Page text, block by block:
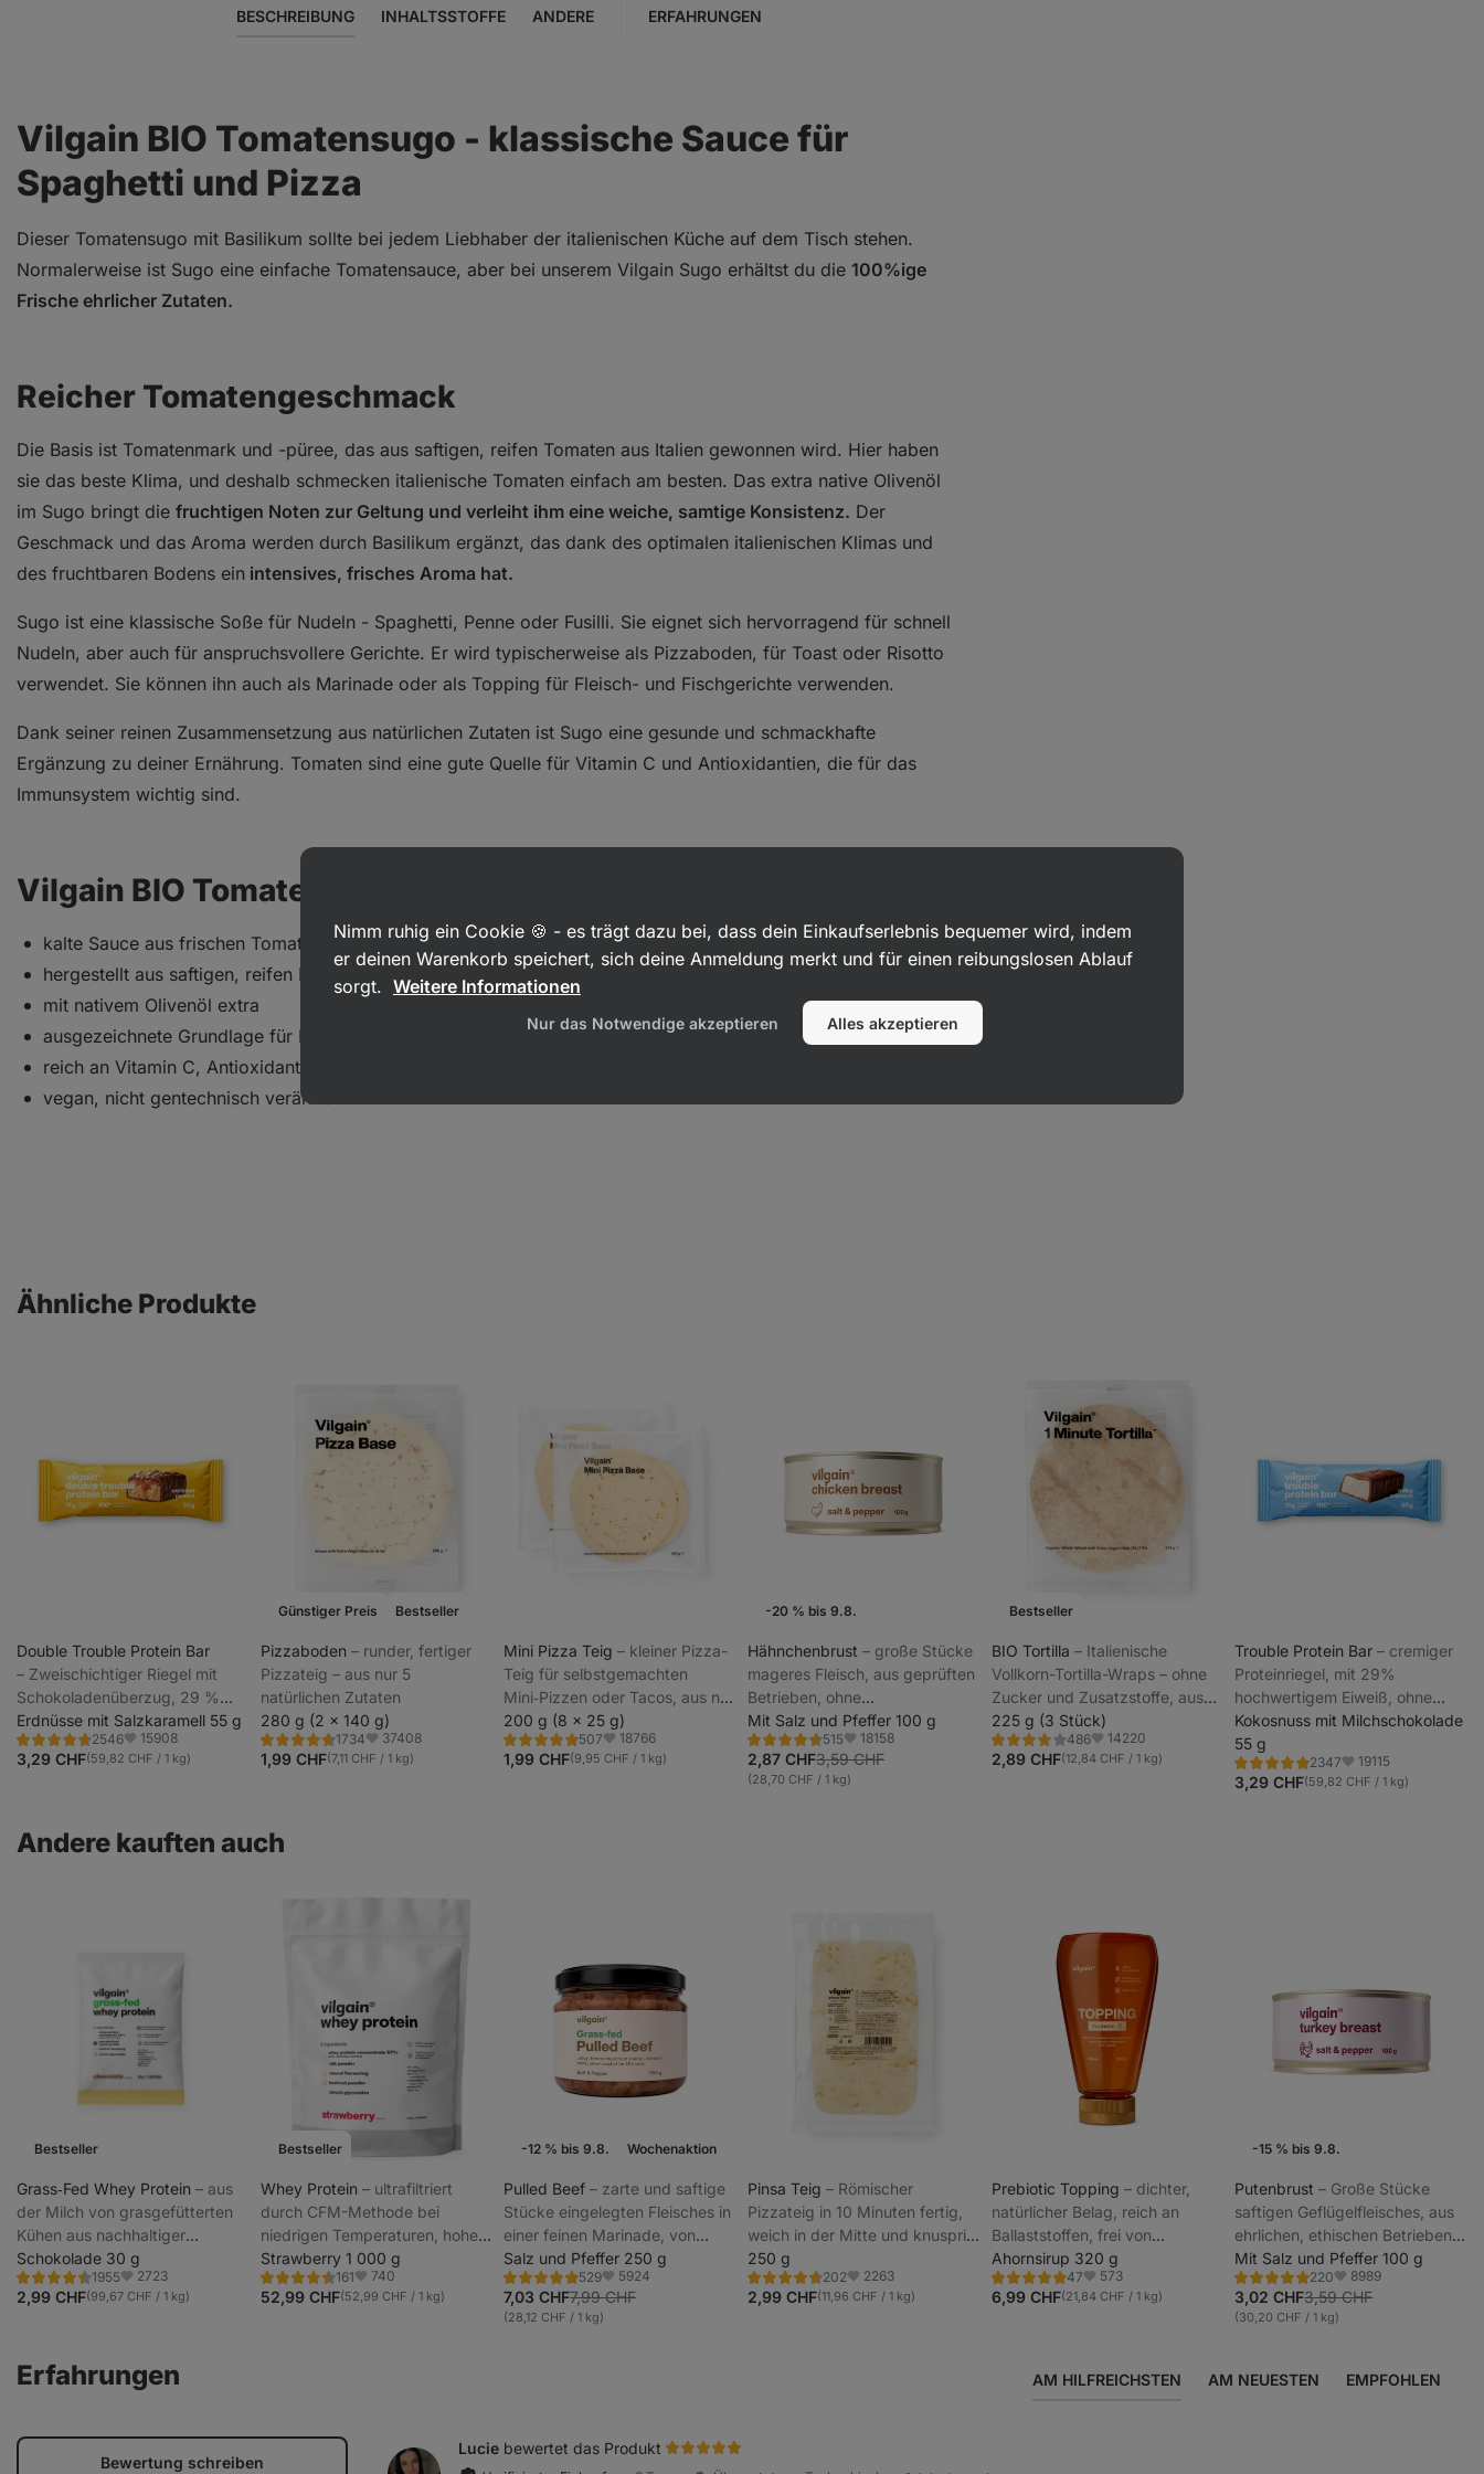
BESCHREIBUNG INHALTSSTOFFE ANDERE ERFAHRUNGEN
Vilgain BIO Tomatensugo - klassische Sauce für
Spaghetti und Pizza
Dieser Tomatensugo mit Basilikum sollte bei jedem Liebhaber der italienischen Küche auf dem Tisch stehen.
Normalerweise ist Sugo eine einfache Tomatensauce, aber bei unserem Vilgain Sugo erhältst du die 100%ige
Frische ehrlicher Zutaten.
Reicher Tomatengeschmack
Die Basis ist Tomatenmark und -püree, das aus saftigen, reifen Tomaten aus Italien gewonnen wird. Hier haben
sie das beste Klima, und deshalb schmecken italienische Tomaten einfach am besten. Das extra native Olivenöl
im Sugo bringt die fruchtigen Noten zur Geltung und verleiht ihm eine weiche, samtige Konsistenz. Der
Geschmack und das Aroma werden durch Basilikum ergänzt, das dank des optimalen italienischen Klimas und
des fruchtbaren Bodens ein intensives, frisches Aroma hat.
Sugo ist eine klassische Soße für Nudeln - Spaghetti, Penne oder Fusilli. Sie eignet sich hervorragend für schnell
Nudeln, aber auch für anspruchsvollere Gerichte. Er wird typischerweise als Pizzaboden, für Toast oder Risotto
verwendet. Sie können ihn auch als Marinade oder als Topping für Fleisch- und Fischgerichte verwenden.
Dank seiner reinen Zusammensetzung aus natürlichen Zutaten ist Sugo eine gesunde und schmackhafte
Ergänzung zu deiner Ernährung. Tomaten sind eine gute Quelle für Vitamin C und Antioxidantien, die für das
Immunsystem wichtig sind.
Vilgain BIO Tomatensugo in Punkten:
kalte Sauce aus frischen Tomaten mit Basilikum
hergestellt aus saftigen, reifen Bio‑Tomaten
mit nativem Olivenöl extra
ausgezeichnete Grundlage für Pizza und als Sauce für Pasta
reich an Vitamin C, Antioxidantien und ungesättigten Fettsäuren
vegan, nicht gentechnisch verändert
Ähnliche Produkte
Double Trouble Protein Bar
⁠–⁠ Zweischichtiger Riegel mit
Schokoladenüberzug, 29 %
hochwertiges Eiweiß, ohne
Konservierungsstoffe und
Farbstoffe
Erdnüsse mit Salzkaramell 55 g
2546
Bewertung
4.7/5,
2546
Favoriten
15908
3,29 CHF(59,82 CHF / 1 kg)
Günstiger Preis Bestseller
Pizzaboden ⁠–⁠ runder, fertiger
Pizzateig – aus nur 5
natürlichen Zutaten
280 g (2 x 140 g)
1734
Bewertung
4.8/5,
1734
Favoriten
37408
1,99 CHF(7,11 CHF / 1 kg)
Mini Pizza Teig⁠–⁠ kleiner Pizza-
Teig für selbstgemachten
Mini‑Pizzen oder Tacos, aus nur
4 natürlichen Zutaten
200 g (8 x 25 g)
507
Bewertung
5.0/5,
507
Favoriten
18766
1,99 CHF(9,95 CHF / 1 kg)
-20 % bis 9.8.
Günstiger Preis Bestseller
Wochenaktion
Hähnchenbrust ⁠–⁠ große Stücke
mageres Fleisch, aus geprüften
Betrieben, ohne
Konservierungsstoffe
Mit Salz und Pfeffer 100 g
515
Bewertung
4.8/5,
515
Rezensionen
Favoriten
18158
2,87 CHF3,59 CHF
(28,70 CHF / 1 kg)
Bestseller
BIO Tortilla ⁠–⁠ Italienische
Vollkorn-Tortilla-Wraps – ohne
Zucker und Zusatzstoffe, aus
nur 6 natürlichen Zutaten
225 g (3 Stück)
486
Bewertung
3.8/5,
486
Favoriten
14220
2,89 CHF(12,84 CHF / 1 kg)
Trouble Protein Bar⁠–⁠ cremiger
Proteinriegel, mit 29%
hochwertigem Eiweiß, ohne
Konservierungs- und Farbstoffe
Kokosnuss mit Milchschokolade
55 g
2347
Bewertung
4.8/5,
2347
Favoriten
19115
3,29 CHF(59,82 CHF / 1 kg)
Andere kauften auch
Bestseller
Grass‑Fed Whey Protein ⁠–⁠ aus
der Milch von grasgefütterten
Kühen aus nachhaltiger
Haltung, mit Stevia gesüßt,
ultrafiltriert bei niedrigen
Temperaturen
Schokolade 30 g
1955
Bewertung
4.4/5,
1955
Favoriten
2723
2,99 CHF(99,67 CHF / 1 kg)
Bestseller
Whey Protein ⁠–⁠ ultrafiltriert
durch CFM-Methode bei
niedrigen Temperaturen, hoher
Protein- und BCAA-Gehalt,
gesüßt mit Steviolglykosiden
Strawberry 1 000 g
161
Bewertung
4.5/5,
161
Favoriten
740
52,99 CHF(52,99 CHF / 1 kg)
-12 % bis 9.8. Wochenaktion
Pulled Beef⁠–⁠ zarte und saftige
Stücke eingelegten Fleisches in
einer feinen Marinade, von
grasgefütterten jungen Bullen
der Rasse Limousin
Salz und Pfeffer 250 g
529
Bewertung
4.8/5,
529
Rezensionen
Favoriten
5924
7,03 CHF7,99 CHF
(28,12 CHF / 1 kg)
Pinsa Teig ⁠–⁠ Römischer
Pizzateig in 10 Minuten fertig,
weich in der Mitte und knusprig
am Rand
250 g
202
Bewertung
4.7/5,
202
Favoriten
2263
2,99 CHF(11,96 CHF / 1 kg)
Prebiotic Topping ⁠–⁠ dichter,
natürlicher Belag, reich an
Ballaststoffen, frei von
Farbstoffen und künstlichen
Süßungsmitteln
Ahornsirup 320 g
47
Bewertung
4.8/5,
47
Favoriten
573
6,99 CHF(21,84 CHF / 1 kg)
-15 % bis 9.8.
Günstiger Preis
Wochenaktion
Putenbrust⁠–⁠ Große Stücke
saftigen Geflügelfleisches, aus
ehrlichen, ethischen Betrieben,
geeignet für den sofortigen
Verzehr
Mit Salz und Pfeffer 100 g
220
Bewertung
4.8/5,
220
Rezensionen
Favoriten
8989
3,02 CHF3,59 CHF
(30,20 CHF / 1 kg)
Erfahrungen AM HILFREICHSTEN AM NEUESTEN EMPFOHLEN
Bewertung schreiben
Lucie bewertet das Produkt
Nimm ruhig ein Cookie 🍪 - es trägt dazu bei, dass dein Einkaufserlebnis bequemer wird, indem
er deinen Warenkorb speichert, sich deine Anmeldung merkt und für einen reibungslosen Ablauf
sorgt. Weitere Informationen
Nur das Notwendige akzeptieren Alles akzeptieren